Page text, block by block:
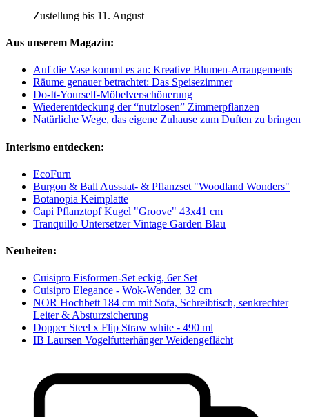
Zustellung bis 11. August
Aus unserem Magazin:
Auf die Vase kommt es an: Kreative Blumen-Arrangements
Räume genauer betrachtet: Das Speisezimmer
Do-It-Yourself-Möbelverschönerung
Wiederentdeckung der “nutzlosen” Zimmerpflanzen
Natürliche Wege, das eigene Zuhause zum Duften zu bringen
Interismo entdecken:
EcoFurn
Burgon & Ball Aussaat- & Pflanzset "Woodland Wonders"
Botanopia Keimplatte
Capi Pflanztopf Kugel "Groove" 43x41 cm
Tranquillo Untersetzer Vintage Garden Blau
Neuheiten:
Cuisipro Eisformen-Set eckig, 6er Set
Cuisipro Elegance - Wok-Wender, 32 cm
NOR Hochbett 184 cm mit Sofa, Schreibtisch, senkrechter
Leiter & Absturzsicherung
Dopper Steel x Flip Straw white - 490 ml
IB Laursen Vogelfutterhänger Weidengeflächt